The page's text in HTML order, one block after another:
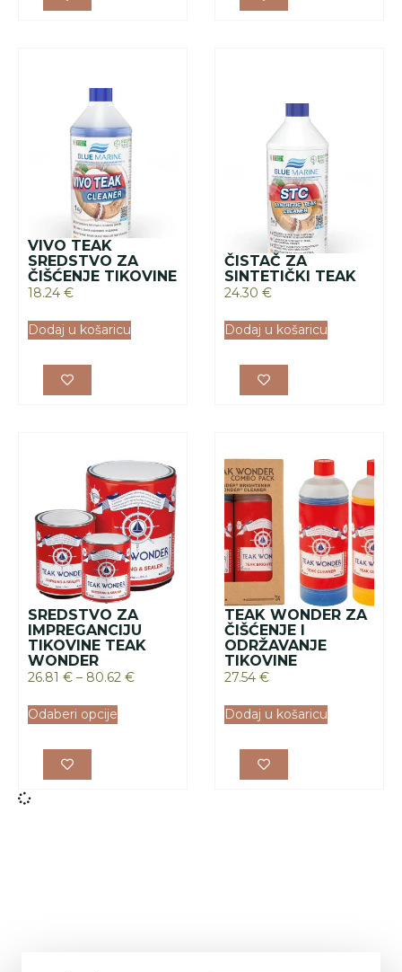
VIVO TEAK
SREDSTVO ZA
ČIŠĆENJE TIKOVINE
18.24 €
Dodaj u košaricu
ČISTAČ ZA
SINTETIČKI TEAK
24.30 €
Dodaj u košaricu
SREDSTVO ZA
IMPREGANCIJU
TIKOVINE TEAK
WONDER
26.81 € – 80.62 €
Odaberi opcije
TEAK WONDER ZA
ČIŠĆENJE I
ODRŽAVANJE
TIKOVINE
27.54 €
Dodaj u košaricu